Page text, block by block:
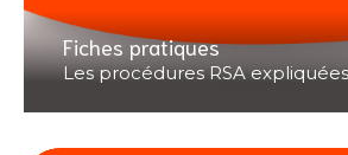
Fiches pratiques
Les procédures RSA